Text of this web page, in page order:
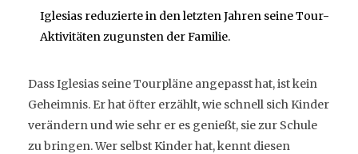
Iglesias reduzierte in den letzten Jahren seine Tour-
Aktivitäten zugunsten der Familie.
Dass Iglesias seine Tourpläne angepasst hat, ist kein
Geheimnis. Er hat öfter erzählt, wie schnell sich Kinder
verändern und wie sehr er es genießt, sie zur Schule
zu bringen. Wer selbst Kinder hat, kennt diesen